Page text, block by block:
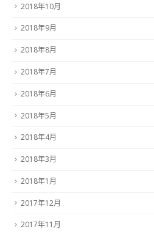
2018年10月
2018年9月
2018年8月
2018年7月
2018年6月
2018年5月
2018年4月
2018年3月
2018年1月
2017年12月
2017年11月